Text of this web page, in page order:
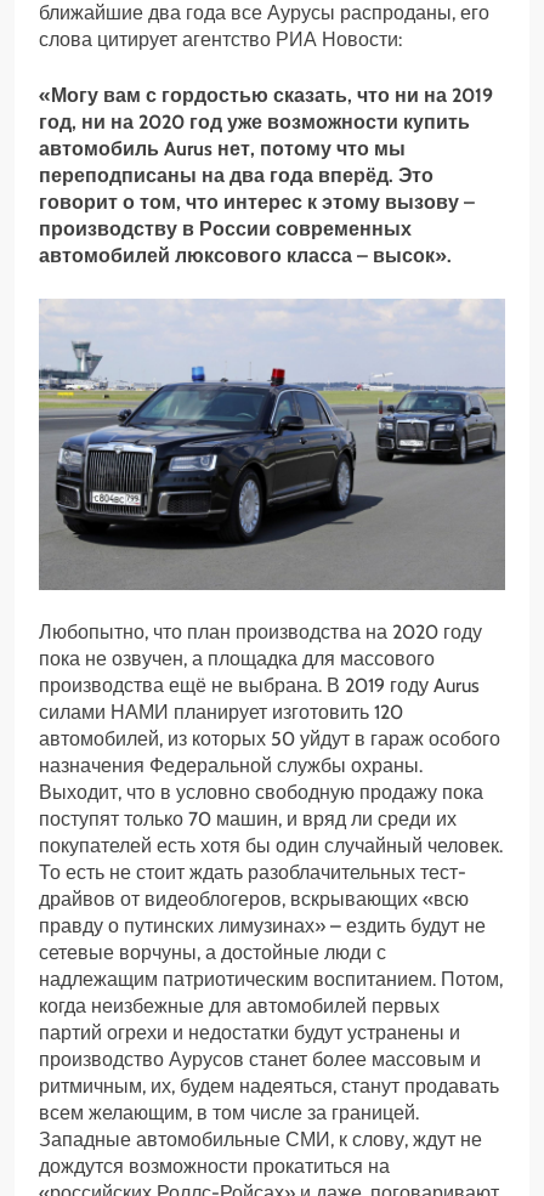
ближайшие два года все Аурусы распроданы, его
слова цитирует агентство РИА Новости:
«Могу вам с гордостью сказать, что ни на 2019
год, ни на 2020 год уже возможности купить
автомобиль Aurus нет, потому что мы
переподписаны на два года вперёд. Это
говорит о том, что интерес к этому вызову –
производству в России современных
автомобилей люксового класса – высок».
Любопытно, что план производства на 2020 году
пока не озвучен, а площадка для массового
производства ещё не выбрана. В 2019 году Aurus
силами НАМИ планирует изготовить 120
автомобилей, из которых 50 уйдут в гараж особого
назначения Федеральной службы охраны.
Выходит, что в условно свободную продажу пока
поступят только 70 машин, и вряд ли среди их
покупателей есть хотя бы один случайный человек.
То есть не стоит ждать разоблачительных тест-
драйвов от видеоблогеров, вскрывающих «всю
правду о путинских лимузинах» – ездить будут не
сетевые ворчуны, а достойные люди с
надлежащим патриотическим воспитанием. Потом,
когда неизбежные для автомобилей первых
партий огрехи и недостатки будут устранены и
производство Аурусов станет более массовым и
ритмичным, их, будем надеяться, станут продавать
всем желающим, в том числе за границей.
Западные автомобильные СМИ, к слову, ждут не
дождутся возможности прокатиться на